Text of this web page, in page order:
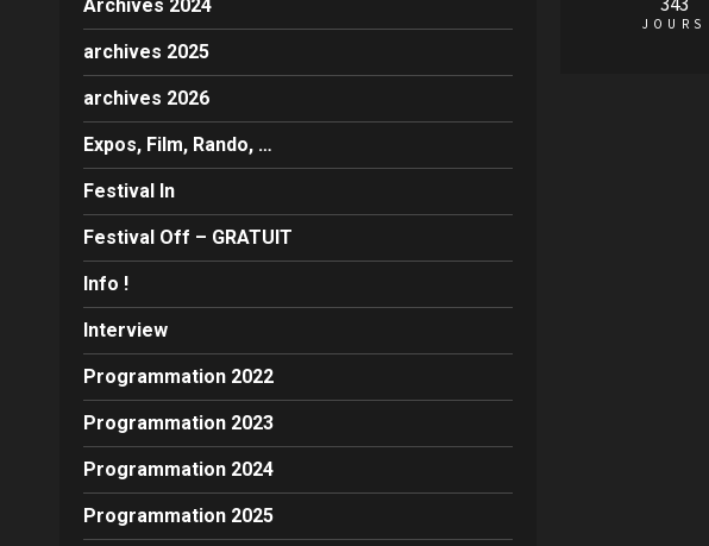
Archives 2024
archives 2025
archives 2026
Expos, Film, Rando, …
Festival In
Festival Off – GRATUIT
Info !
Interview
Programmation 2022
Programmation 2023
Programmation 2024
Programmation 2025
JOURS